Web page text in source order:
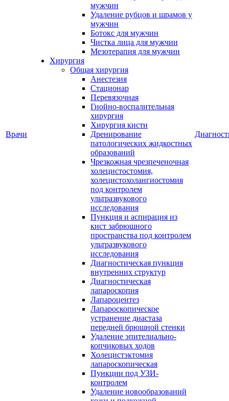
Врачи
мужчин
Удаление рубцов и шрамов у
мужчин
Ботокс для мужчин
Чистка лица для мужчин
Мезотерапия для мужчин
Хирургия
Общая хирургия
Анестезия
Стационар
Перевязочная
Гнойно-воспалительная
хирургия
Хирургия кисти
Дренирование
патологических жидкостных
образований
Чрезкожная чрезпеченочная
холецистостомия,
холецистохолангиостомия
под контролем
ультразвукового
исследования
Пункция и аспирация из
кист забрюшного
пространства под контролем
ультразвукового
исследования
Диагностическая пункция
внутренних структур
Диагностическая
лапароскопия
Лапароцентез
Лапароскопическое
устранение диастаза
передней брюшной стенки
Удаление эпителиально-
копчиковых ходов
Холецистэктомия
лапароскопическая
Пункции под УЗИ-
контролем
Удаление новообразований